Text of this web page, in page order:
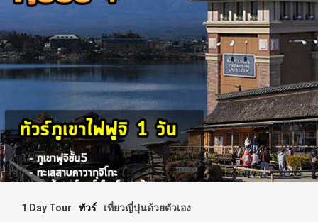
1 Day Tour ทัวร์ เที่ยวญี่ปุ่นด้วยตัวเอง